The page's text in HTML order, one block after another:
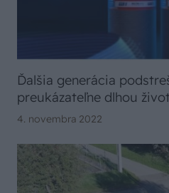
Ďalšia generácia
preukázateľne dlhou
4. novembra 2022